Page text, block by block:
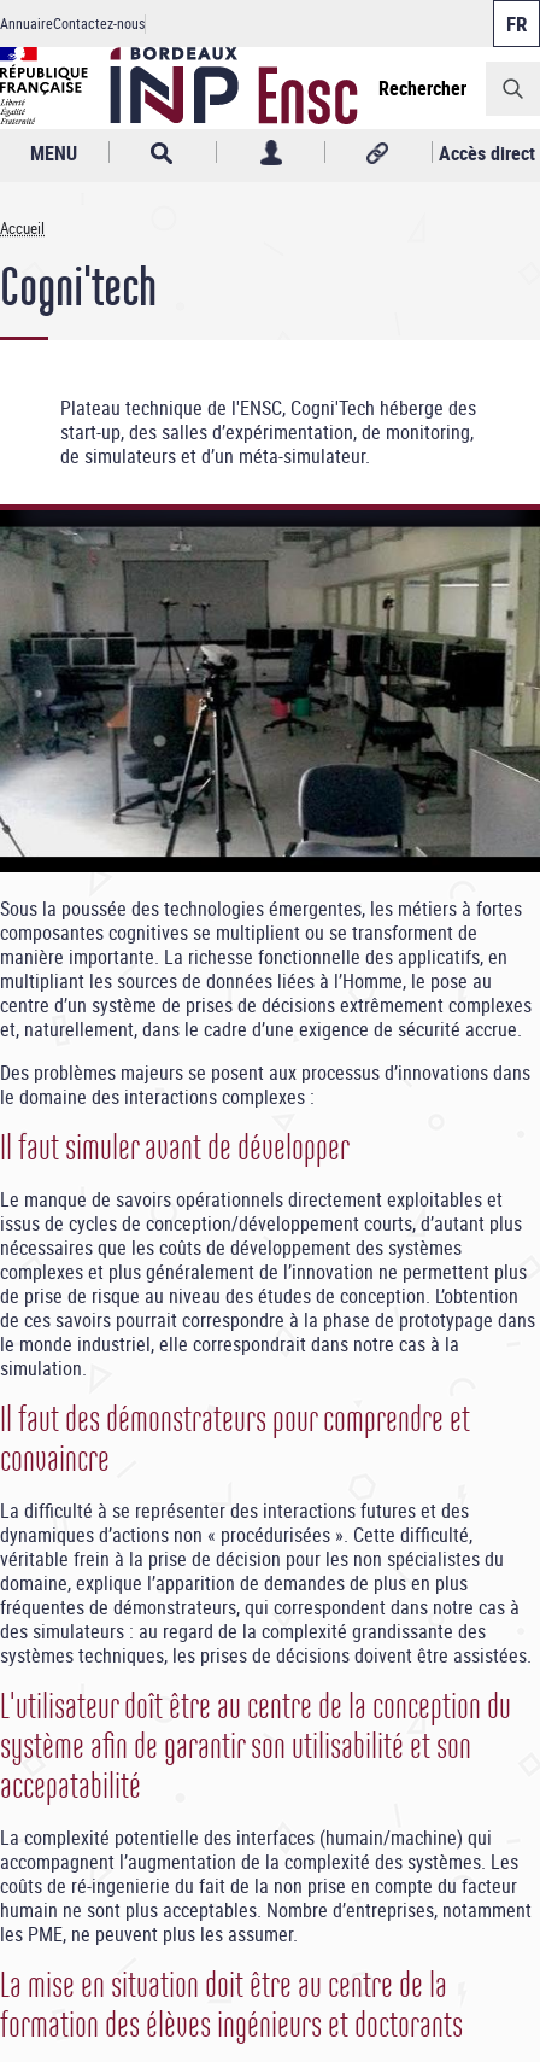
Aller
au
contenu
principal
Header
AnnuaireContactez-nous
Rechercher
MENU Accès direct
Fil
d'Ariane
Accueil
Cogni'tech
Plateau technique de l'ENSC, Cogni'Tech héberge des
start-up, des salles d’expérimentation, de monitoring,
de simulateurs et d’un méta-simulateur.
Sous la poussée des technologies émergentes, les métiers à fortes
composantes cognitives se multiplient ou se transforment de
manière importante. La richesse fonctionnelle des applicatifs, en
multipliant les sources de données liées à l’Homme, le pose au
centre d’un système de prises de décisions extrêmement complexes
et, naturellement, dans le cadre d’une exigence de sécurité accrue.
Des problèmes majeurs se posent aux processus d’innovations dans
le domaine des interactions complexes :
Il faut simuler avant de développer
Le manque de savoirs opérationnels directement exploitables et
issus de cycles de conception/développement courts, d’autant plus
nécessaires que les coûts de développement des systèmes
complexes et plus généralement de l’innovation ne permettent plus
de prise de risque au niveau des études de conception. L’obtention
de ces savoirs pourrait correspondre à la phase de prototypage dans
le monde industriel, elle correspondrait dans notre cas à la
simulation.
Il faut des démonstrateurs pour comprendre et
convaincre
La difficulté à se représenter des interactions futures et des
dynamiques d’actions non « procédurisées ». Cette difficulté,
véritable frein à la prise de décision pour les non spécialistes du
domaine, explique l’apparition de demandes de plus en plus
fréquentes de démonstrateurs, qui correspondent dans notre cas à
des simulateurs : au regard de la complexité grandissante des
systèmes techniques, les prises de décisions doivent être assistées.
L'utilisateur doît être au centre de la conception du
système afin de garantir son utilisabilité et son
accepatabilité
La complexité potentielle des interfaces (humain/machine) qui
accompagnent l’augmentation de la complexité des systèmes. Les
coûts de ré-ingenierie du fait de la non prise en compte du facteur
humain ne sont plus acceptables. Nombre d’entreprises, notamment
les PME, ne peuvent plus les assumer.
La mise en situation doit être au centre de la
formation des élèves ingénieurs et doctorants
Panneau de gestion des cookies